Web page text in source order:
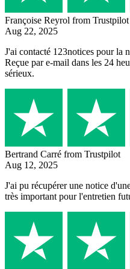
Françoise Reyrol from Trustpilot
Aug 22, 2025
J'ai contacté 123notices pour la
Reçue par e-mail dans les 24
sérieux.
Bertrand Carré from Trustpilot
Aug 12, 2025
J'ai pu récupérer une notice
très important pour l'entretien